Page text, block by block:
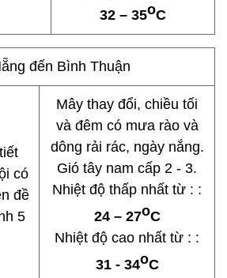
32 – 35oC
đến Bình Thuận
Mây thay đổi, chiều tối
và đêm có mưa rào và
dông rải rác, ngày nắng.
Gió tây nam cấp 2 - 3.
Nhiệt độ thấp nhất từ : :
24 – 27oC
Nhiệt độ cao nhất từ : :
31 - 34oC